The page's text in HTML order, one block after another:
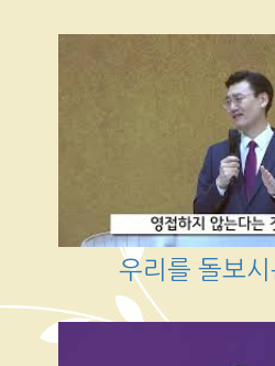
우리를 돌보